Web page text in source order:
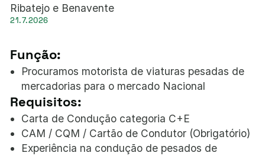
Ribatejo e Benavente
21.7.2026
Função:
Procuramos motorista de viaturas pesadas de
mercadorias para o mercado Nacional
Requisitos:
Carta de Condução categoria C+E
CAM / CQM / Cartão de Condutor (Obrigatório)
Experiência na condução de pesados de